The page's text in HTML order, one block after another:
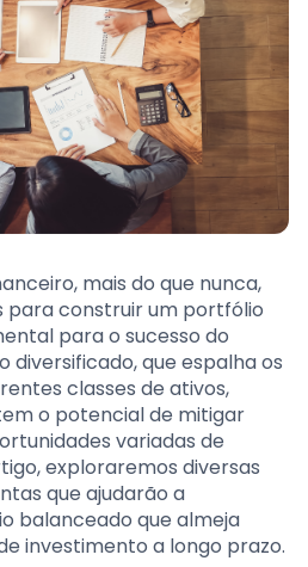
mais do que nunca,
para construir um portfólio
para o sucesso do
diversificado, que espalha os
classes de ativos,
o potencial de mitigar
variadas de
exploraremos diversas
que ajudarão a
balanceado que almeja
investimento a longo prazo.